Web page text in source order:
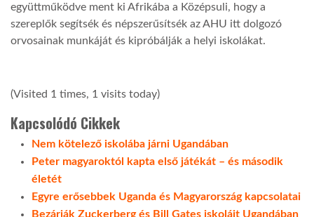
együttműködve ment ki Afrikába a Középsuli, hogy a
szereplők segítsék és népszerűsítsék az AHU itt dolgozó
orvosainak munkáját és kipróbálják a helyi iskolákat.
(Visited 1 times, 1 visits today)
Kapcsolódó Cikkek
Nem kötelező iskolába járni Ugandában
Peter magyaroktól kapta első játékát – és második
életét
Egyre erősebbek Uganda és Magyarország kapcsolatai
Bezárják Zuckerberg és Bill Gates iskoláit Ugandában